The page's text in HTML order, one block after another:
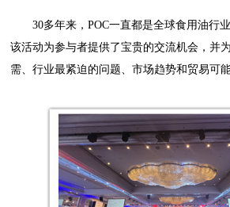
30多年来，POC一直都是全球食用油行
该活动为参与者提供了宝贵的交流机会，并
需、行业最紧迫的问题、市场趋势和贸易可